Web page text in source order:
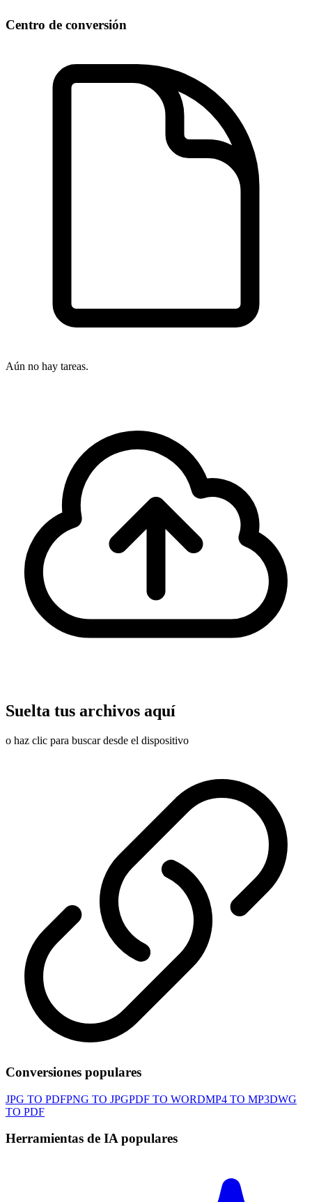
Centro de conversión
Aún no hay tareas.
Suelta tus archivos aquí
o haz clic para buscar desde el dispositivo
Conversiones populares
JPG TO PDFPNG TO JPGPDF TO WORDMP4 TO MP3DWG
TO PDF
Herramientas de IA populares